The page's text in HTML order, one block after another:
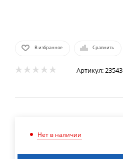
В избранное Сравнить
Артикул:23543
Нет в наличии